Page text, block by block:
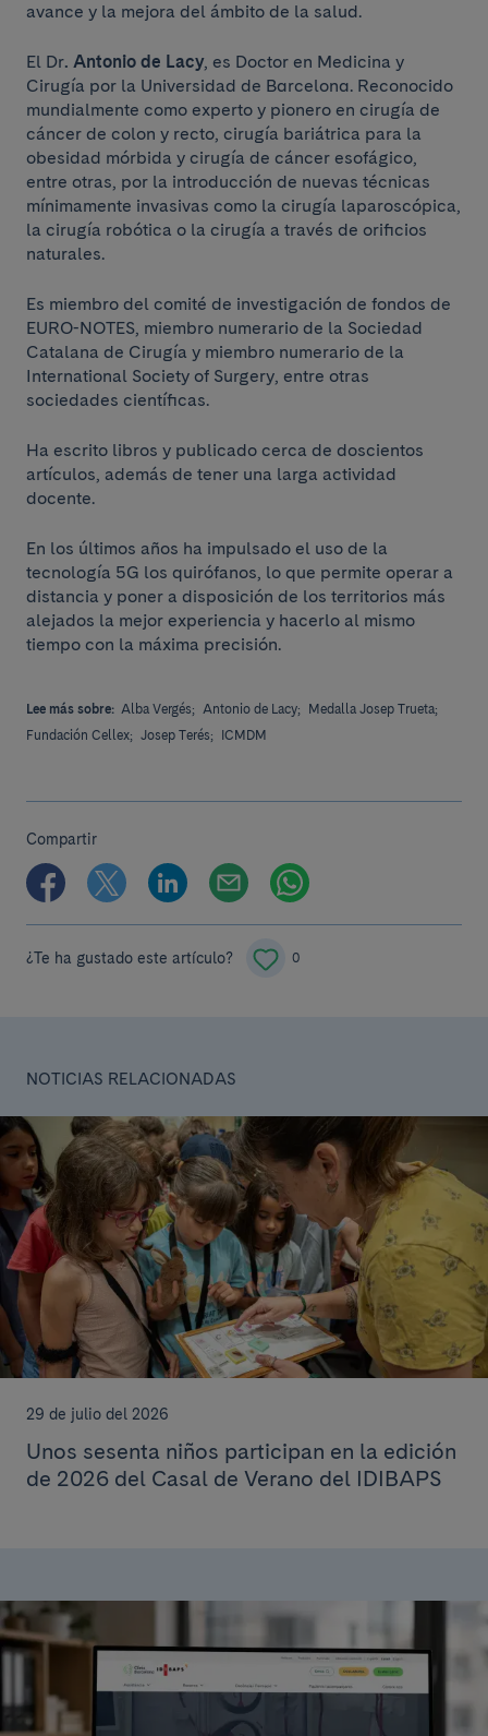
avance y la mejora del ámbito de la salud.
El Dr. Antonio de Lacy, es Doctor en Medicina y
Cirugía por la Universidad de Barcelona. Reconocido
mundialmente como experto y pionero en cirugía de
cáncer de colon y recto, cirugía bariátrica para la
obesidad mórbida y cirugía de cáncer esofágico,
entre otras, por la introducción de nuevas técnicas
mínimamente invasivas como la cirugía laparoscópica,
la cirugía robótica o la cirugía a través de orificios
naturales.
Es miembro del comité de investigación de fondos de
EURO-NOTES, miembro numerario de la Sociedad
Catalana de Cirugía y miembro numerario de la
International Society of Surgery, entre otras
sociedades científicas.
Ha escrito libros y publicado cerca de doscientos
artículos, además de tener una larga actividad
docente.
En los últimos años ha impulsado el uso de la
tecnología 5G los quirófanos, lo que permite operar a
distancia y poner a disposición de los territorios más
alejados la mejor experiencia y hacerlo al mismo
tiempo con la máxima precisión.
Lee más sobre: Alba Vergés; Antonio de Lacy;
Medalla Josep Trueta;
Fundación Cellex; Josep Terés; ICMDM
Compartir
¿Te ha gustado este artículo? 0
NOTICIAS RELACIONADAS
29 de julio del 2026
Unos sesenta niños participan en la edición
de 2026 del Casal de Verano del IDIBAPS